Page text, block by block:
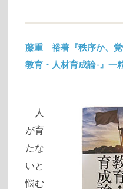
藤重 裕著『秩序か、覚
教育・人材育成論-』一
人
が育
たな
いと
悩む